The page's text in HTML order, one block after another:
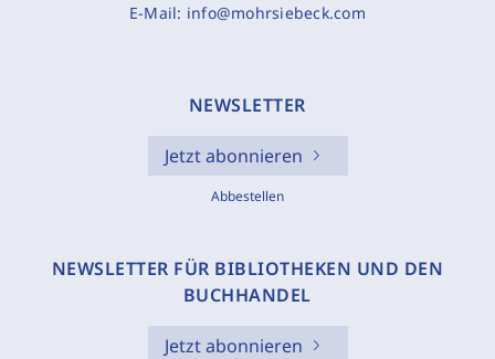
E-Mail: info@mohrsiebeck.com
NEWSLETTER
Jetzt abonnieren
Abbestellen
NEWSLETTER FÜR BIBLIOTHEKEN UND DEN
BUCHHANDEL
Jetzt abonnieren